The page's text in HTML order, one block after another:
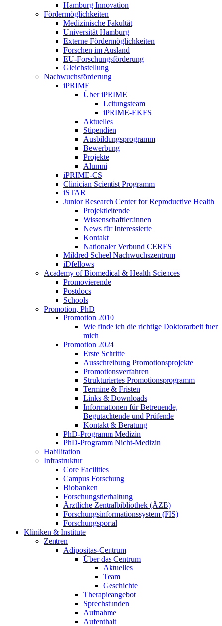
Hamburg Innovation
Fördermöglichkeiten
Medizinische Fakultät
Universität Hamburg
Externe Fördermöglichkeiten
Forschen im Ausland
EU-Forschungsförderung
Gleichstellung
Nachwuchsförderung
iPRIME
Über iPRIME
Leitungsteam
iPRIME-EKFS
Aktuelles
Stipendien
Ausbildungsprogramm
Bewerbung
Projekte
Alumni
iPRIME-CS
Clinician Scientist Programm
iSTAR
Junior Research Center for Reproductive Health
Projektleitende
Wissenschaftler:innen
News für Interessierte
Kontakt
Nationaler Verbund CERES
Mildred Scheel Nachwuchszentrum
iDfellows
Academy of Biomedical & Health Sciences
Promovierende
Postdocs
Schools
Promotion, PhD
Promotion 2010
Wie finde ich die richtige Doktorarbeit fuer
mich
Promotion 2024
Erste Schritte
Ausschreibung Promotionsprojekte
Promotionsverfahren
Strukturiertes Promotionsprogramm
Termine & Fristen
Links & Downloads
Informationen für Betreuende,
Begutachtende und Prüfende
Kontakt & Beratung
PhD-Programm Medizin
PhD-Programm Nicht-Medizin
Habilitation
Infrastruktur
Core Facilities
Campus Forschung
Biobanken
Forschungstierhaltung
Ärztliche Zentralbibliothek (ÄZB)
Forschungsinformationssystem (FIS)
Forschungsportal
Kliniken & Institute
Zentren
Adipositas-Centrum
Über das Centrum
Aktuelles
Team
Geschichte
Therapieangebot
Sprechstunden
Aufnahme
Aufenthalt